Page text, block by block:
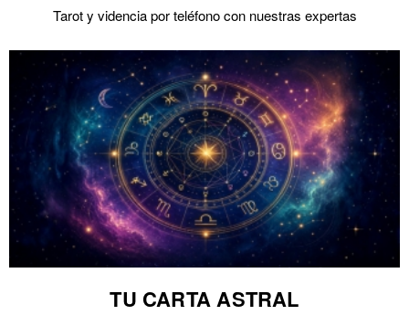
Tarot y videncia por teléfono con nuestras expertas
TU CARTA ASTRAL